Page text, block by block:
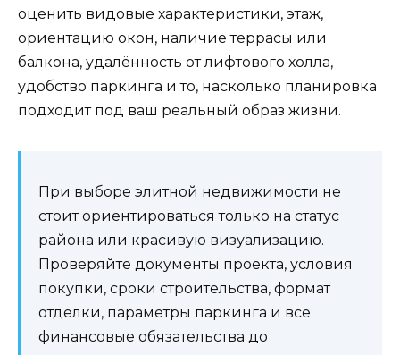
оценить видовые характеристики, этаж,
ориентацию окон, наличие террасы или
балкона, удалённость от лифтового холла,
удобство паркинга и то, насколько планировка
подходит под ваш реальный образ жизни.
При выборе элитной недвижимости не
стоит ориентироваться только на статус
района или красивую визуализацию.
Проверяйте документы проекта, условия
покупки, сроки строительства, формат
отделки, параметры паркинга и все
финансовые обязательства до